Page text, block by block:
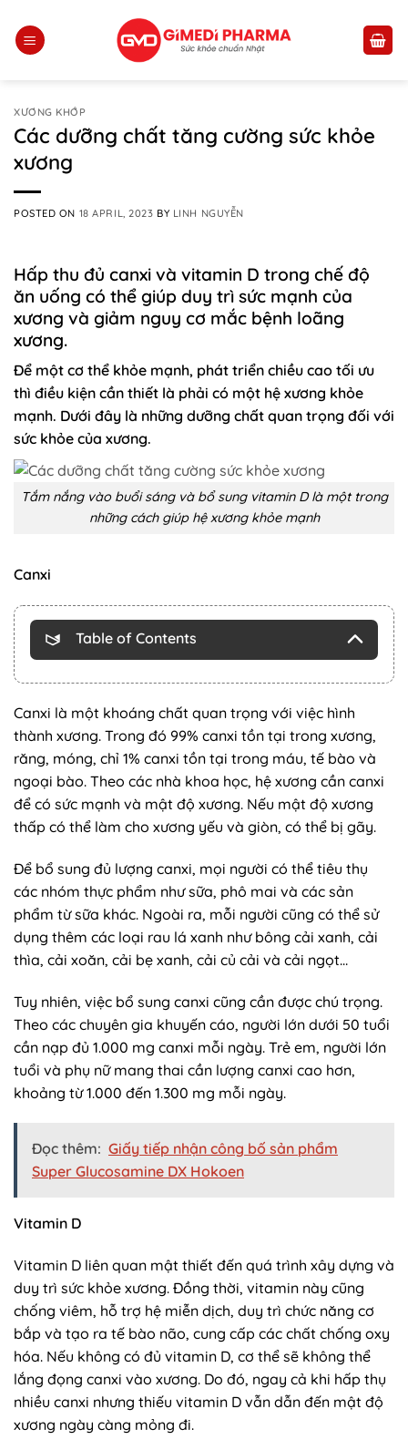
content
XƯƠNG KHỚP
Các dưỡng chất tăng cường sức khỏe
xương
POSTED ON 18 APRIL, 2023 BY LINH NGUYỄN
Hấp thu đủ canxi và vitamin D trong chế độ
ăn uống có thể giúp duy trì sức mạnh của
xương và giảm nguy cơ mắc bệnh loãng
xương.
Để một cơ thể khỏe mạnh, phát triển chiều cao tối ưu
thì điều kiện cần thiết là phải có một hệ xương khỏe
mạnh. Dưới đây là những dưỡng chất quan trọng đối với
sức khỏe của xương.
Tắm nắng vào buổi sáng và bổ sung vitamin D là một trong
những cách giúp hệ xương khỏe mạnh
Canxi
Table of Contents
Canxi là một khoáng chất quan trọng với việc hình
thành xương. Trong đó 99% canxi tồn tại trong xương,
răng, móng, chỉ 1% canxi tồn tại trong máu, tế bào và
ngoại bào. Theo các nhà khoa học, hệ xương cần canxi
để có sức mạnh và mật độ xương. Nếu mật độ xương
thấp có thể làm cho xương yếu và giòn, có thể bị gãy.
Để bổ sung đủ lượng canxi, mọi người có thể tiêu thụ
các nhóm thực phẩm như sữa, phô mai và các sản
phẩm từ sữa khác. Ngoài ra, mỗi người cũng có thể sử
dụng thêm các loại rau lá xanh như bông cải xanh, cải
thìa, cải xoăn, cải bẹ xanh, cải củ cải và cải ngọt…
Tuy nhiên, việc bổ sung canxi cũng cần được chú trọng.
Theo các chuyên gia khuyến cáo, người lớn dưới 50 tuổi
cần nạp đủ 1.000 mg canxi mỗi ngày. Trẻ em, người lớn
tuổi và phụ nữ mang thai cần lượng canxi cao hơn,
khoảng từ 1.000 đến 1.300 mg mỗi ngày.
Đọc thêm: Giấy tiếp nhận công bố sản phẩm
Super Glucosamine DX Hokoen
Vitamin D
Vitamin D liên quan mật thiết đến quá trình xây dựng và
duy trì sức khỏe xương. Đồng thời, vitamin này cũng
chống viêm, hỗ trợ hệ miễn dịch, duy trì chức năng cơ
bắp và tạo ra tế bào não, cung cấp các chất chống oxy
hóa. Nếu không có đủ vitamin D, cơ thể sẽ không thể
lắng đọng canxi vào xương. Do đó, ngay cả khi hấp thụ
nhiều canxi nhưng thiếu vitamin D vẫn dẫn đến mật độ
xương ngày càng mỏng đi.